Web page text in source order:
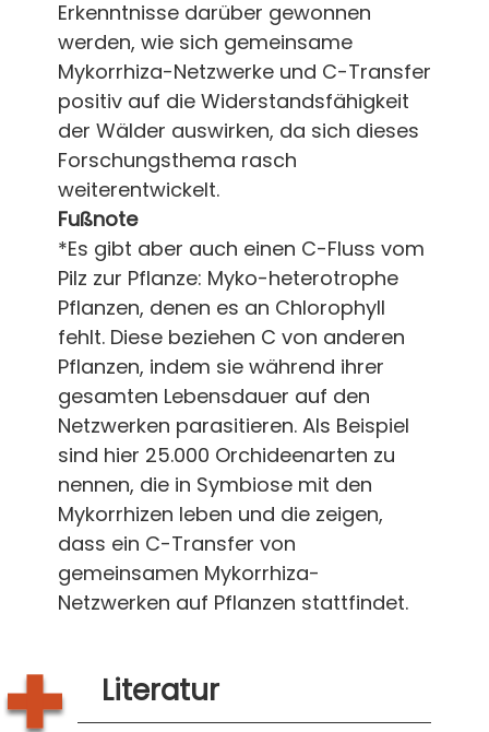
Erkenntnisse darüber gewonnen
werden, wie sich gemeinsame
Mykorrhiza-Netzwerke und C-Transfer
positiv auf die Widerstandsfähigkeit
der Wälder auswirken, da sich dieses
Forschungsthema rasch
weiterentwickelt.
Fußnote
*Es gibt aber auch einen C-Fluss vom
Pilz zur Pflanze: Myko-heterotrophe
Pflanzen, denen es an Chlorophyll
fehlt. Diese beziehen C von anderen
Pflanzen, indem sie während ihrer
gesamten Lebensdauer auf den
Netzwerken parasitieren. Als Beispiel
sind hier 25.000 Orchideenarten zu
nennen, die in Symbiose mit den
Mykorrhizen leben und die zeigen,
dass ein C-Transfer von
gemeinsamen Mykorrhiza-
Netzwerken auf Pflanzen stattfindet.
Literatur